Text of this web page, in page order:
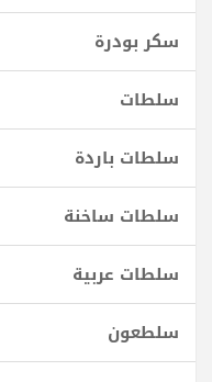
سكر بودرة
سلطات
سلطات باردة
سلطات ساخنة
سلطات عربية
سلطعون